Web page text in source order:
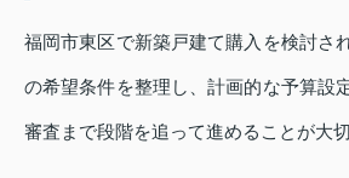
福岡市東区で新築戸建て購入を検討さ
の希望条件を整理し、計画的な予算設
審査まで段階を追って進めることが大切